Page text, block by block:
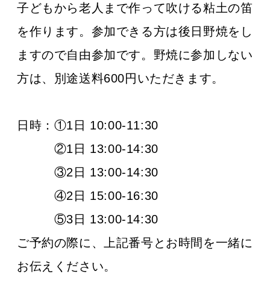
子どもから老人まで作って吹ける粘土の笛
を作ります。参加できる方は後日野焼をし
ますので自由参加です。野焼に参加しない
方は、別途送料600円いただきます。
日時： ①1日 10:00-11:30
②1日 13:00-14:30
③2日 13:00-14:30
④2日 15:00-16:30
⑤3日 13:00-14:30
ご予約の際に、上記番号とお時間を一緒に
お伝えください。